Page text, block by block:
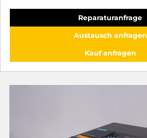
Reparaturanfrage
Austausch anfragen
Kauf anfragen